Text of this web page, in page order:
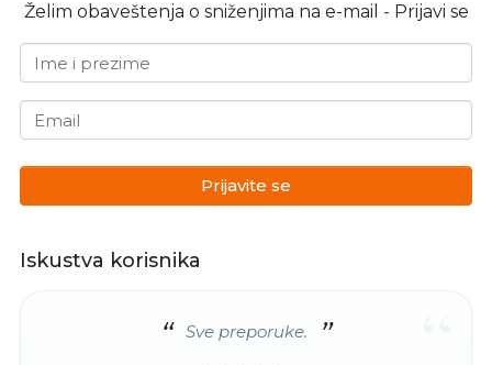
Želim obaveštenja o sniženjima na e-mail - Prijavi se
Ime i prezime
Email
Prijavite se
Iskustva korisnika
Sve preporuke.